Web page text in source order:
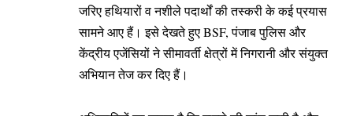
जरिए हथियारों व नशीले पदार्थों की तस्करी के कई प्रयास
सामने आए हैं। इसे देखते हुए BSF, पंजाब पुलिस और
केंद्रीय एजेंसियों ने सीमावर्ती क्षेत्रों में निगरानी और संयुक्त
अभियान तेज कर दिए हैं।